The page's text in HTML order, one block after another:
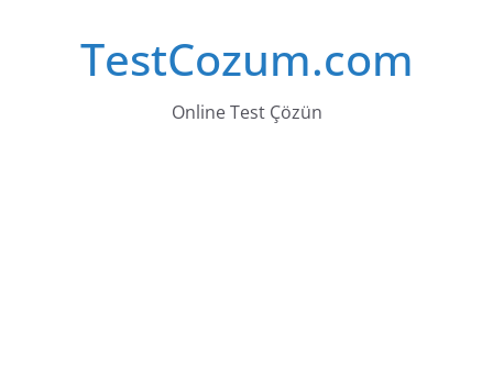
TestCozum.com
Online Test Çözün